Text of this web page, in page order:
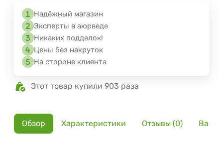
Надёжный магазин
Эксперты в аюрведе
Никаких подделок!
Цены без накруток
На стороне клиента
Этот товар купили 903 раза
Обзор Характеристики Отзывы (0)